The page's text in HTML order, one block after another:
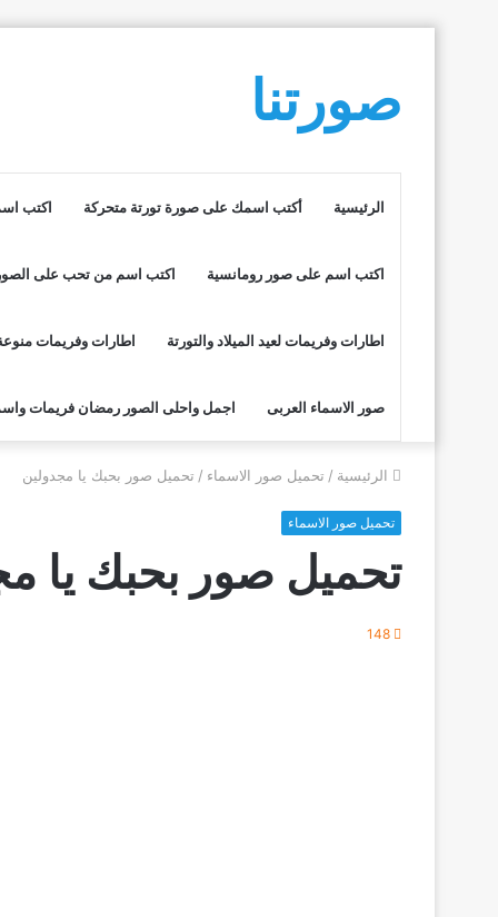
صورتنا
الرئيسية أكتب اسمك على صورة تورتة متحركة اكتب
اكتب اسم على صور رومانسية اكتب اسم من تحب على
اطارات وفريمات لعيد الميلاد والتورتة اطارات وفريمات
صور الاسماء العربى اجمل واحلى الصور رمضان فريمات
الرئيسية / تحميل صور الاسماء / تحميل صور بحبك يا مجدولين
تحميل صور الاسماء
تحميل صور بحبك يا
148